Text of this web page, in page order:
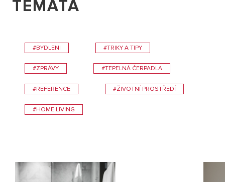
TÉMATA
#BYDLENI #TRIKY A TIPY
#ZPRÁVY #TEPELNÁ ČERPADLA
#REFERENCE #ŽIVOTNÍ PROSTŘEDÍ
#HOME LIVING